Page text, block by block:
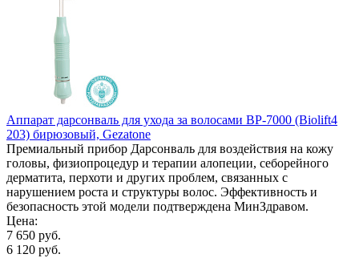
Аппарат дарсонваль для ухода за волосами BP-7000 (Biolift4
203) бирюзовый, Gezatone
Премиальный прибор Дарсонваль для воздействия на кожу
головы, физиопроцедур и терапии алопеции, себорейного
дерматита, перхоти и других проблем, связанных с
нарушением роста и структуры волос. Эффективность и
безопасность этой модели подтверждена МинЗдравом.
Цена:
7 650 руб.
6 120 руб.